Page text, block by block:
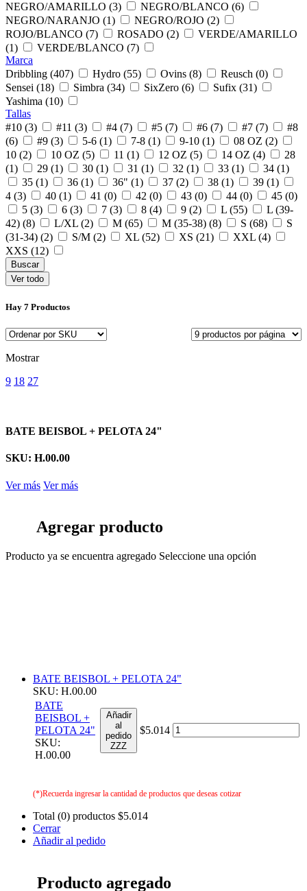
NEGRO/AMARILLO (3)
NEGRO/BLANCO (6)
NEGRO/NARANJO (1)
NEGRO/ROJO (2)
ROJO/BLANCO (7)
ROSADO (2)
VERDE/AMARILLO
(1)
VERDE/BLANCO (7)
Marca
Dribbling (407)
Hydro (55) Ovins (8)
Reusch (0)
Sensei (18)
Simbra (34) SixZero (6)
Sufix (31)
Yashima (10)
Tallas
#10 (3)
#11 (3) #4 (7) #5 (7) #6 (7) #7 (7)
#8
(6)
#9 (3) 5-6 (1) 7-8 (1) 9-10 (1)
08 OZ (2)
10 (2)
10 OZ (5) 11 (1) 12 OZ (5) 14 OZ (4)
28
(1)
29 (1) 30 (1) 31 (1) 32 (1) 33 (1)
34 (1)
35 (1)
36 (1) 36" (1) 37 (2) 38 (1)
39 (1)
4 (3)
40 (1) 41 (0) 42 (0) 43 (0) 44 (0)
45 (0)
5 (3)
6 (3) 7 (3) 8 (4) 9 (2) L (55)
L (39-
42) (8)
L/XL (2) M (65) M (35-38) (8) S (68)
S
(31-34) (2)
S/M (2) XL (52) XS (21)
XXL (4)
XXS (12)
Ver todo
Hay 7 Productos
Mostrar
9 18 27
BATE BEISBOL + PELOTA 24"
SKU: H.00.00
Ver más Ver más
Agregar producto
Producto ya se encuentra agregado Seleccione una opción
BATE BEISBOL + PELOTA 24"
SKU: H.00.00
BATE
BEISBOL +
PELOTA 24"
SKU:
H.00.00
Añadir
al
pedido
ZZZ
$5.014
(*)Recuerda ingresar la cantidad de productos que deseas cotizar
Total (0) productos $5.014
Cerrar
Añadir al pedido
Producto agregado